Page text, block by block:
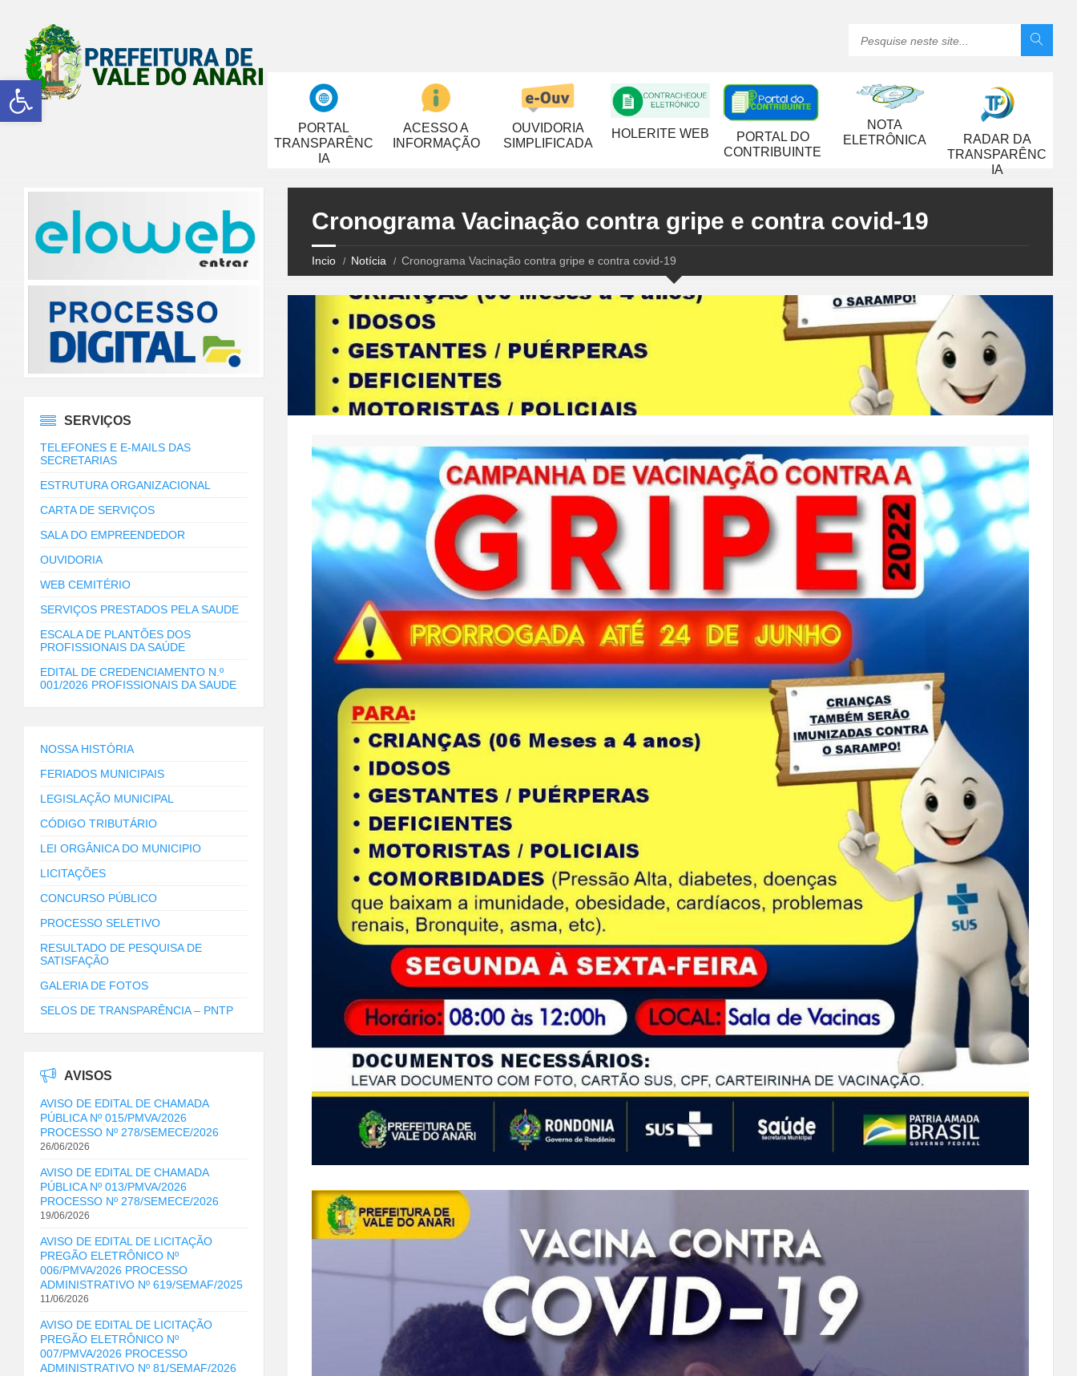
Abrir a barra de ferramentas
PORTAL
TRANSPARÊNC
IA
ACESSO A
INFORMAÇÃO
OUVIDORIA
SIMPLIFICADA
HOLERITE WEB
PORTAL DO
CONTRIBUINTE
NOTA
ELETRÔNICA
RADAR DA
TRANSPARÊNC
IA
Cronograma Vacinação contra gripe e contra covid-19
Incio Notícia Cronograma Vacinação contra gripe e contra covid-19
SERVIÇOS
TELEFONES E E-MAILS DAS
SECRETARIAS
ESTRUTURA ORGANIZACIONAL
CARTA DE SERVIÇOS
SALA DO EMPREENDEDOR
OUVIDORIA
WEB CEMITÉRIO
SERVIÇOS PRESTADOS PELA SAUDE
ESCALA DE PLANTÕES DOS
PROFISSIONAIS DA SAÚDE
EDITAL DE CREDENCIAMENTO N.º
001/2026 PROFISSIONAIS DA SAUDE
NOSSA HISTÓRIA
FERIADOS MUNICIPAIS
LEGISLAÇÃO MUNICIPAL
CÓDIGO TRIBUTÁRIO
LEI ORGÂNICA DO MUNICIPIO
LICITAÇÕES
CONCURSO PÚBLICO
PROCESSO SELETIVO
RESULTADO DE PESQUISA DE
SATISFAÇÃO
GALERIA DE FOTOS
SELOS DE TRANSPARÊNCIA – PNTP
AVISOS
AVISO DE EDITAL DE CHAMADA
PÚBLICA Nº 015/PMVA/2026
PROCESSO Nº 278/SEMECE/2026
26/06/2026
AVISO DE EDITAL DE CHAMADA
PÚBLICA Nº 013/PMVA/2026
PROCESSO Nº 278/SEMECE/2026
19/06/2026
AVISO DE EDITAL DE LICITAÇÃO
PREGÃO ELETRÔNICO Nº
006/PMVA/2026 PROCESSO
ADMINISTRATIVO Nº 619/SEMAF/2025
11/06/2026
AVISO DE EDITAL DE LICITAÇÃO
PREGÃO ELETRÔNICO Nº
007/PMVA/2026 PROCESSO
ADMINISTRATIVO Nº 81/SEMAF/2026